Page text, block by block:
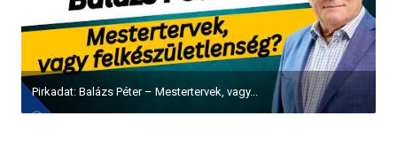
A Tel-Avivi Egyetem kutatói által készített új jelentés...